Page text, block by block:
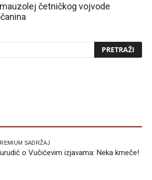
četničkog vojvode
SADRŽAJ
o Vučićevim izjavama: Neka kmeče!